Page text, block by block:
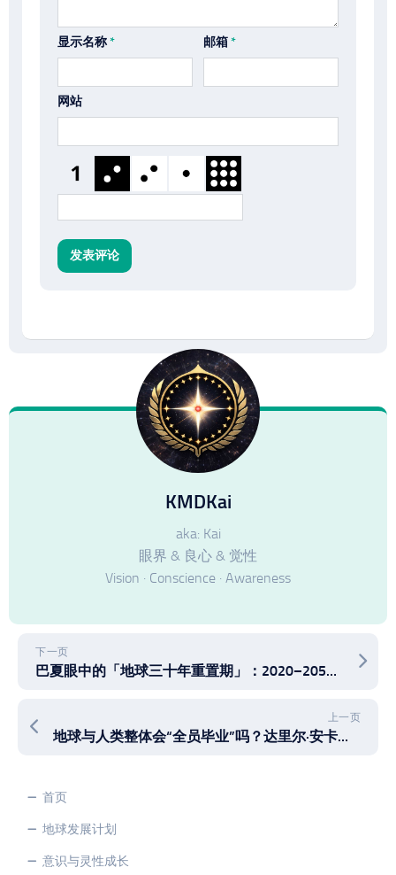
显示名称* 邮箱*
网站
KMDKai
aka: Kai
眼界 & 良心 & 觉性
Vision · Conscience · Awareness
下一页
巴夏眼中的「地球三十年重置期」：2020–2050年，人类文明的毕业之路，如何迈向第四密度文明再到银河文明？
上一页
地球与人类整体会“全员毕业”吗？达里尔·安卡谈密度振荡与最终扬升，巴夏视角下的人类“毕业线”。人类是否一直在高低密度间振荡？
首页
地球发展计划
意识与灵性成长